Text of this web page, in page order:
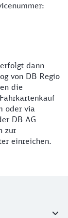
dann
von DB Regio
die
oder via
DB AG
zur
einreichen.